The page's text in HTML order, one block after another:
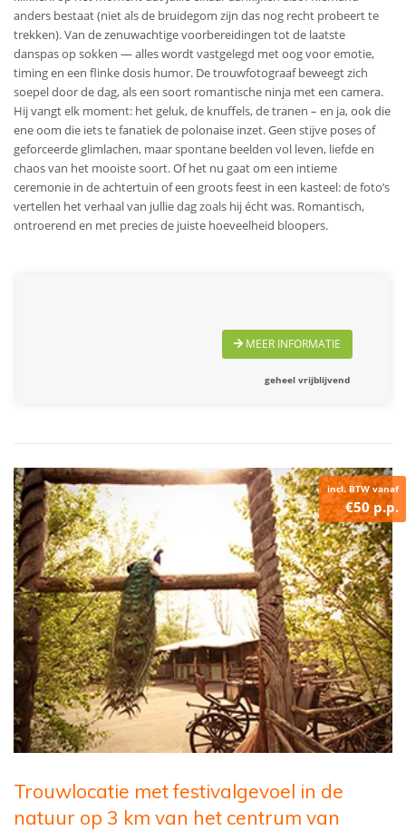
anders bestaat (niet als de bruidegom zijn das nog recht probeert te
trekken). Van de zenuwachtige voorbereidingen tot de laatste
danspas op sokken — alles wordt vastgelegd met oog voor emotie,
timing en een flinke dosis humor. De trouwfotograaf beweegt zich
soepel door de dag, als een soort romantische ninja met een camera.
Hij vangt elk moment: het geluk, de knuffels, de tranen – en ja, ook die
ene oom die iets te fanatiek de polonaise inzet. Geen stijve poses of
geforceerde glimlachen, maar spontane beelden vol leven, liefde en
chaos van het mooiste soort. Of het nu gaat om een intieme
ceremonie in de achtertuin of een groots feest in een kasteel: de foto’s
vertellen het verhaal van jullie dag zoals hij écht was. Romantisch,
ontroerend en met precies de juiste hoeveelheid bloopers.
MEER INFORMATIE
geheel vrijblijvend
incl. BTW vanaf
€50 p.p.
Trouwlocatie met festivalgevoel in de
natuur op 3 km van het centrum van